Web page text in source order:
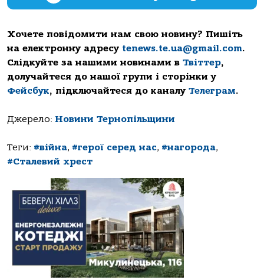
Хочете повідомити нам свою новину? Пишіть
на електронну адресу tenews.te.ua@gmail.com.
Слідкуйте за нашими новинами в Твіттер,
долучайтеся до нашої групи і сторінки у
Фейсбук, підключайтеся до каналу Телеграм.
Джерело: Новини Тернопільщини
Теги: #війна, #герої серед нас, #нагорода,
#Сталевий хрест